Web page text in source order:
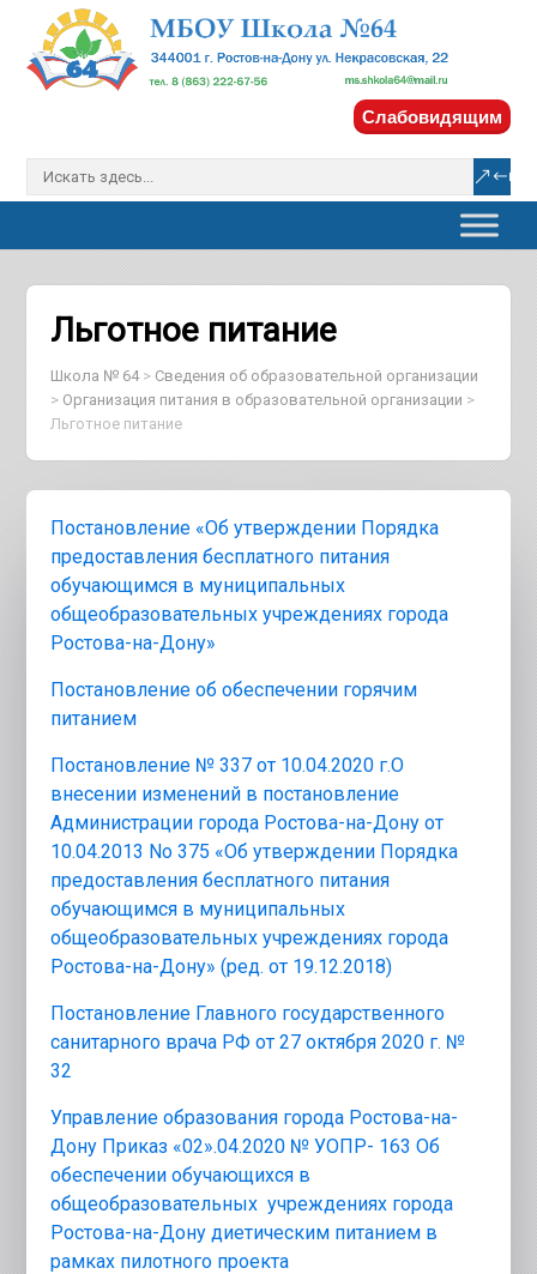
Слабовидящим
Льготное питание
Школа № 64> Сведения об образовательной организации
> Организация питания в образовательной организации >
Льготное питание
Постановление «Об утверждении Порядка
предоставления бесплатного питания
обучающимся в муниципальных
общеобразовательных учреждениях города
Ростова-на-Дону»
Постановление об обеспечении горячим
питанием
Постановление № 337 от 10.04.2020 г.О
внесении изменений в постановление
Администрации города Ростова-на-Дону от
10.04.2013 No 375 «Об утверждении Порядка
предоставления бесплатного питания
обучающимся в муниципальных
общеобразовательных учреждениях города
Ростова-на-Дону» (ред. от 19.12.2018)
Постановление Главного государственного
санитарного врача РФ от 27 октября 2020 г. №
32
Управление образования города Ростова-на-
Дону Приказ «02».04.2020 № УОПР- 163 Об
обеспечении обучающихся в
общеобразовательных учреждениях города
Ростова-на-Дону диетическим питанием в
рамках пилотного проекта